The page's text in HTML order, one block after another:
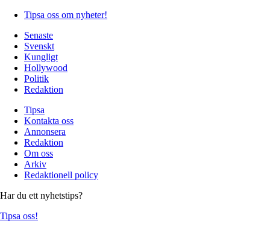
Tipsa oss om nyheter!
Senaste
Svenskt
Kungligt
Hollywood
Politik
Redaktion
Tipsa
Kontakta oss
Annonsera
Redaktion
Om oss
Arkiv
Redaktionell policy
Har du ett nyhetstips?
Tipsa oss!